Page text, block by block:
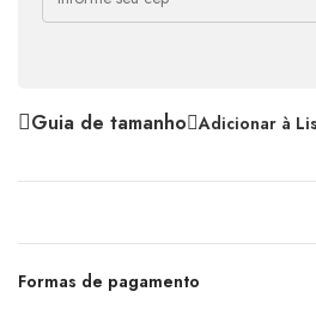
Guia de tamanho Adicionar à
Formas de pagamento